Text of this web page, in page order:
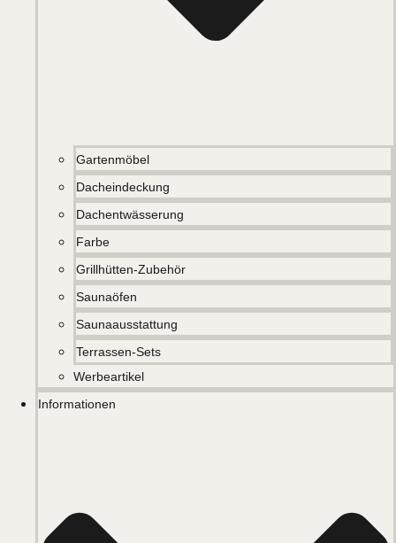
Gartenmöbel
Dacheindeckung
Dachentwässerung
Farbe
Grillhütten-Zubehör
Saunaöfen
Saunaausstattung
Terrassen-Sets
Werbeartikel
Informationen